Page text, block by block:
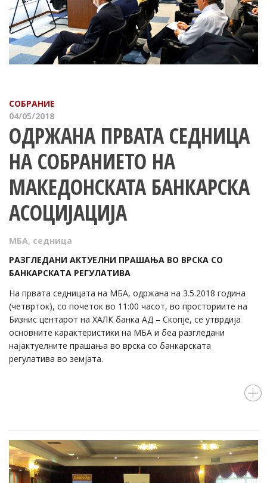
СОБРАНИЕ
04/05/2018
ОДРЖАНА ПРВАТА СЕДНИЦА
НА СОБРАНИЕТО НА
МАКЕДОНСКАТА БАНКАРСКА
АСОЦИЈАЦИЈА
МБА, седница
РАЗГЛЕДАНИ АКТУЕЛНИ ПРАШАЊА ВО ВРСКА СО
БАНКАРСКАТА РЕГУЛАТИВА
На првата седницата на МБА, одржана на 3.5.2018 година
(четврток), со почеток во 11:00 часот, во просториите на
Бизнис центарот на ХАЛК банка АД – Скопје, се утврдија
основните карактеристики на МБА и беа разгледани
најактуелните прашања во врска со банкарската
регулатива во земјата.